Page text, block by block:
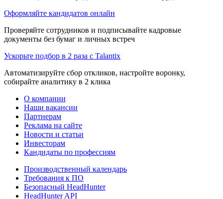
Оформляйте кандидатов онлайн
Проверяйте сотрудников и подписывайте кадровые
документы без бумаг и личных встреч
Ускорьте подбор в 2 раза с Talantix
Автоматизируйте сбор откликов, настройте воронку,
собирайте аналитику в 2 клика
О компании
Наши вакансии
Партнерам
Реклама на сайте
Новости и статьи
Инвесторам
Кандидаты по профессиям
Производственный календарь
Требования к ПО
Безопасный HeadHunter
HeadHunter API